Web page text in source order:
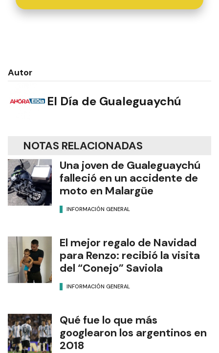
Autor
El Día de Gualeguaychú
NOTAS RELACIONADAS
Una joven de Gualeguaychú
falleció en un accidente de
moto en Malargüe
INFORMACIÓN GENERAL
El mejor regalo de Navidad
para Renzo: recibió la visita
del “Conejo” Saviola
INFORMACIÓN GENERAL
Qué fue lo que más
googlearon los argentinos en
2018